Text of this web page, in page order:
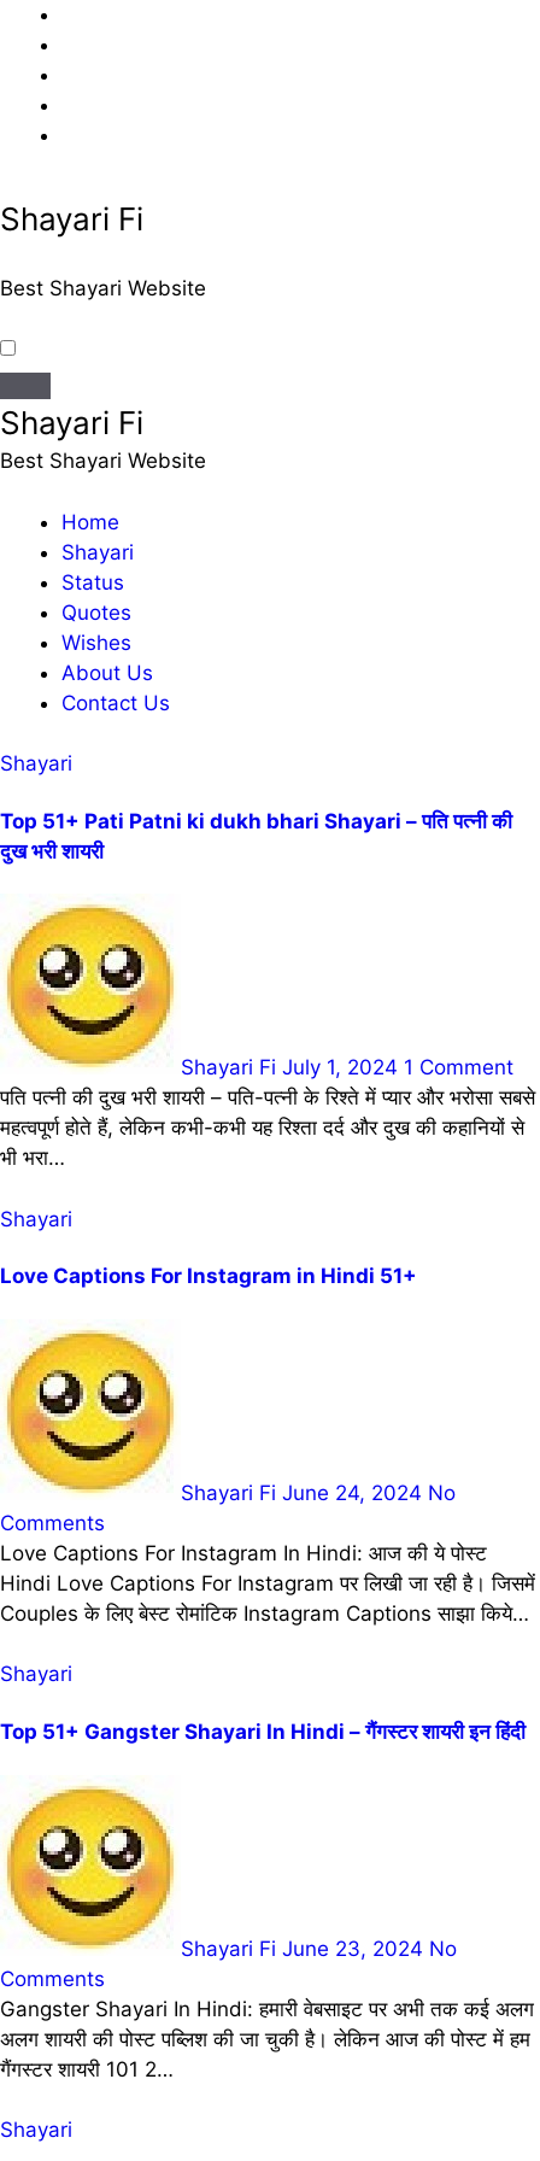
content
Shayari Fi
Best Shayari Website
Shayari Fi
Best Shayari Website
Home
Shayari
Status
Quotes
Wishes
About Us
Contact Us
Shayari
Top 51+ Pati Patni ki dukh bhari Shayari – पति पत्नी की
दुख भरी शायरी
Shayari Fi July 1, 2024 1 Comment
पति पत्नी की दुख भरी शायरी – पति-पत्नी के रिश्ते में प्यार और भरोसा सबसे
महत्वपूर्ण होते हैं, लेकिन कभी-कभी यह रिश्ता दर्द और दुख की कहानियों से
भी भरा…
Shayari
Love Captions For Instagram in Hindi 51+
Shayari Fi June 24, 2024 No
Comments
Love Captions For Instagram In Hindi: आज की ये पोस्ट
Hindi Love Captions For Instagram पर लिखी जा रही है। जिसमें
Couples के लिए बेस्ट रोमांटिक Instagram Captions साझा किये…
Shayari
Top 51+ Gangster Shayari In Hindi – गैंगस्टर शायरी इन हिंदी
Shayari Fi June 23, 2024 No
Comments
Gangster Shayari In Hindi: हमारी वेबसाइट पर अभी तक कई अलग
अलग शायरी की पोस्ट पब्लिश की जा चुकी है। लेकिन आज की पोस्ट में हम
गैंगस्टर शायरी 101 2…
Shayari